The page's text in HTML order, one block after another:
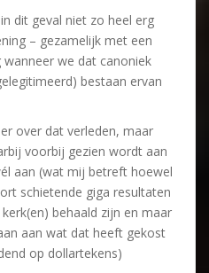
dit geval niet zo heel erg
– gezamelijk met een
we dat canoniek
bestaan ervan
over dat verleden, maar
voorbij gezien wordt aan
aan (wat mij betreft hoewel
schietende giga resultaten
behaald zijn en maar
aan wat dat heeft gekost
op dollartekens)